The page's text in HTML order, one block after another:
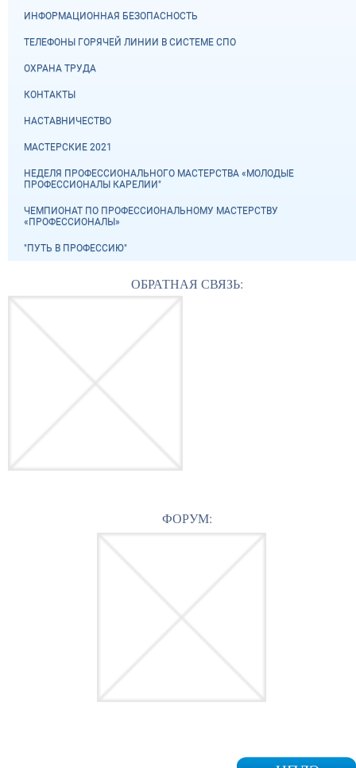
ИНФОРМАЦИОННАЯ БЕЗОПАСНОСТЬ
ТЕЛЕФОНЫ ГОРЯЧЕЙ ЛИНИИ В СИСТЕМЕ СПО
ОХРАНА ТРУДА
КОНТАКТЫ
НАСТАВНИЧЕСТВО
МАСТЕРСКИЕ 2021
НЕДЕЛЯ ПРОФЕССИОНАЛЬНОГО МАСТЕРСТВА «МОЛОДЫЕ
ПРОФЕССИОНАЛЫ КАРЕЛИИ"
ЧЕМПИОНАТ ПО ПРОФЕССИОНАЛЬНОМУ МАСТЕРСТВУ
«ПРОФЕССИОНАЛЫ»
"ПУТЬ В ПРОФЕССИЮ"
ОБРАТНАЯ СВЯЗЬ:
ФОРУМ: